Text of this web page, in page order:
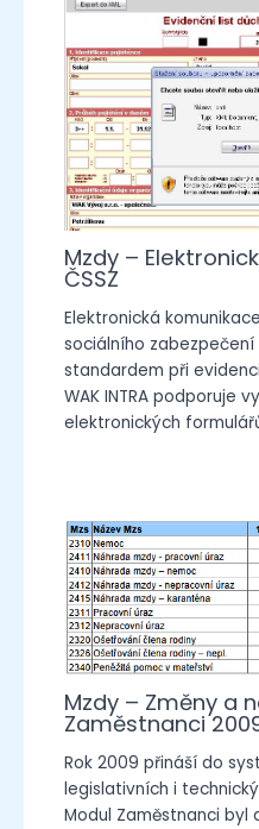
Mzdy –
ČSSZ
Elektronická
sociálního zabezpečení
standardem při
WAK INTRA podporuje
elektronických
Mzdy – Změny a
Zaměstnanci
Rok 2009 přináší do
legislativních i
Modul Zaměstnanci byl